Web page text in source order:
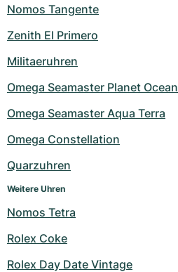
Nomos Tangente
Zenith El Primero
Militaeruhren
Omega Seamaster Planet Ocean
Omega Seamaster Aqua Terra
Omega Constellation
Quarzuhren
Weitere Uhren
Nomos Tetra
Rolex Coke
Rolex Day Date Vintage